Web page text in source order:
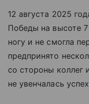
12 августа 2025
Победы на высоте
ногу и не смогла
предпринято
со стороны коллег
не увенчалась